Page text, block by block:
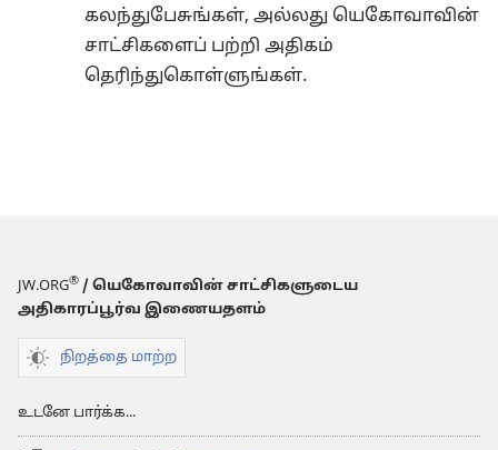
கலந்துபேசுங்கள், அல்லது யெகோவாவின்
சாட்சிகளைப் பற்றி அதிகம்
தெரிந்துகொள்ளுங்கள்.
JW.ORG® / யெகோவாவின் சாட்சிகளுடைய
அதிகாரப்பூர்வ இணையதளம்
நிறத்தை மாற்ற
உடனே பார்க்க...